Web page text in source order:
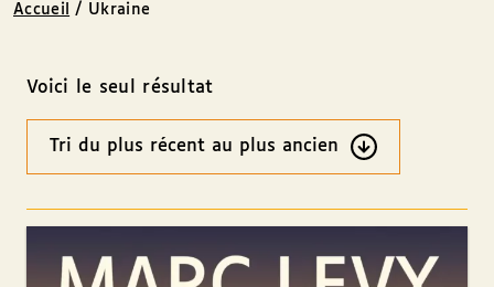
Accueil / Ukraine
Voici le seul résultat
Ordre